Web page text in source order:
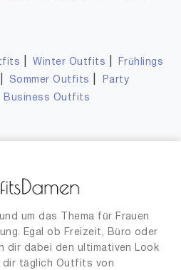
|Winter Outfits
Frühlings
Sommer Outfits
Party
Business Outfits
um das Thema für Frauen
Egal ob Freizeit, Büro oder
dir dabei den ultimativen Look
dir täglich Outfits von